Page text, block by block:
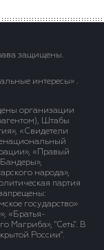
защищены.
интересы» .
организации
Штабы
«Свидетели
«Правый
народа»,
партия
государство»
«Братья-
Магриба», "Сеть". В
России".